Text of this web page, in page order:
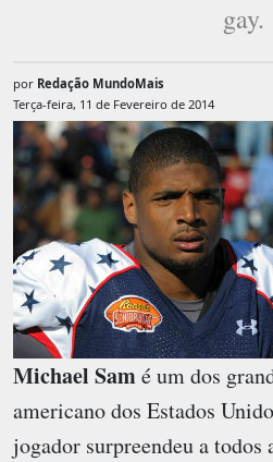
gay.
por Redação MundoMais
Terça-feira, 11 de Fevereiro de 2014
Michael Samé um dos
americano dos Estados
jogador surpreendeu a todos